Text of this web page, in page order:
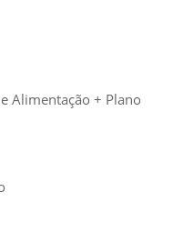
Alimentação + Plano